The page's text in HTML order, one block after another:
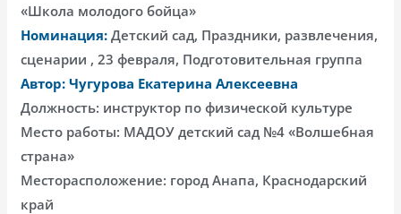
«Школа молодого бойца»
Номинация: Детский сад, Праздники, развлечения,
сценарии , 23 февраля, Подготовительная группа
Автор: Чугурова Екатерина Алексеевна
Должность: инструктор по физической культуре
Место работы: МАДОУ детский сад №4 «Волшебная
страна»
Месторасположение: город Анапа, Краснодарский
край